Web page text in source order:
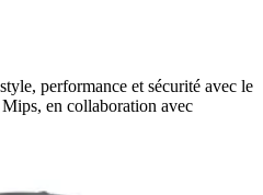
performance et sécurité avec le
en collaboration avec